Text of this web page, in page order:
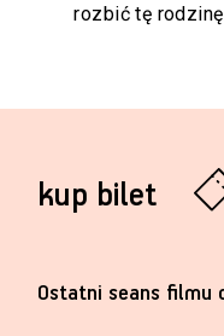
kup bilet
Ostatni seans filmu
rozbić tę